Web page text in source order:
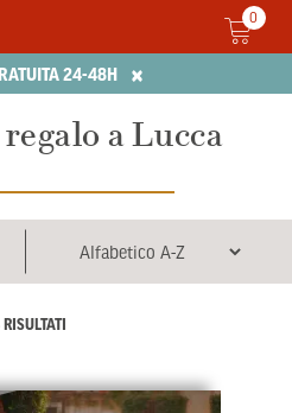
24-48H ×
0
a Lucca